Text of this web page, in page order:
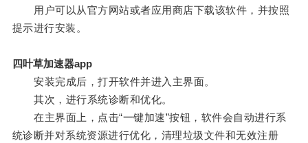
用户可以从官方网站或者应用商店下载该软件，并按照
提示进行安装。
四叶草加速器app
安装完成后，打开软件并进入主界面。
其次，进行系统诊断和优化。
在主界面上，点击“一键加速”按钮，软件会自动进行系
统诊断并对系统资源进行优化，清理垃圾文件和无效注册